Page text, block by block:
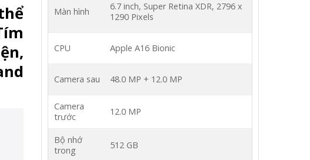
Màn hình
6.7 inch, Super Retina XDR, 2796 x
1290 Pixels
CPU Apple A16 Bionic
Camera sau 48.0 MP + 12.0 MP
Camera
trước
12.0 MP
Bộ nhớ
trong
512 GB